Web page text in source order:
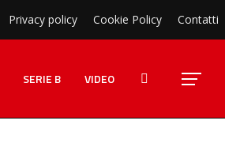
Privacy policy Cookie Policy Contatti
SERIE B VIDEO